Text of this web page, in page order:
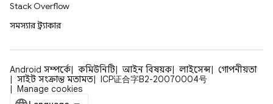
Stack Overflow
সমস্যার ট্র্যাকার
Android সম্পর্কে কমিউনিটি আইন বিষয়ক লাইসেন্স
গোপনীয়তা
সাইট সংক্রান্ত মতামত
ICP证合字B2-20070004号
Manage cookies